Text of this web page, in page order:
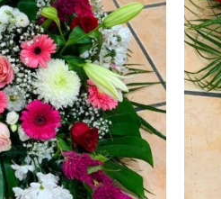
/ VISTA RAPIDA